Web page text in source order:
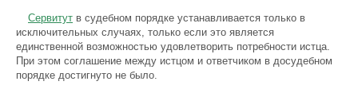
Сервитут в судебном порядке устанавливается только в
исключительных случаях, только если это является
единственной возможностью удовлетворить потребности истца.
При этом соглашение между истцом и ответчиком в досудебном
порядке достигнуто не было.